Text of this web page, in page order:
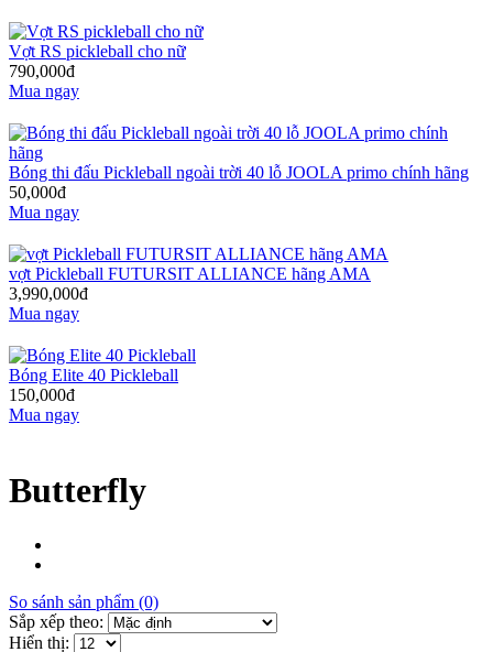
Vợt RS pickleball cho nữ
790,000đ
Mua ngay
Bóng thi đấu Pickleball ngoài trời 40 lỗ JOOLA primo chính hãng
50,000đ
Mua ngay
vợt Pickleball FUTURSIT ALLIANCE hãng AMA
3,990,000đ
Mua ngay
Bóng Elite 40 Pickleball
150,000đ
Mua ngay
Butterfly
So sánh sản phẩm (0)
Sắp xếp theo:
Hiển thị: